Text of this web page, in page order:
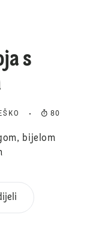
0.0. Click to rate.
s
80
bijelom